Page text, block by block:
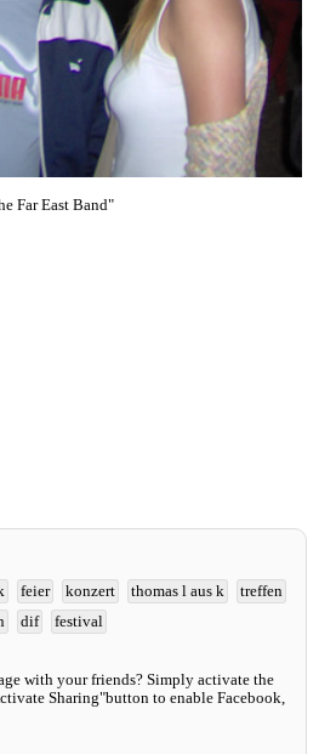
Far East Band"
feier konzert thomas l aus k
treffen
dif festival
with your friends? Simply activate the
Sharing"button to enable Facebook,